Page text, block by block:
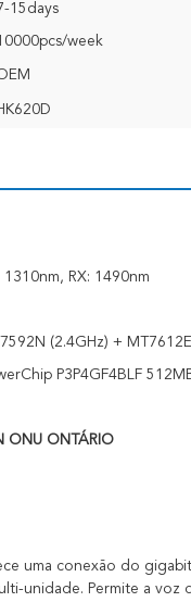
15days
week
1310nm, RX: 1490nm
(2.4GHz) +
P3P4GF4BLF
ONU ONTÁRIO
uma conexão do
unidade. Permite a voz